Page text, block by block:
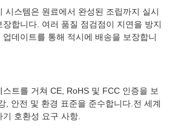
시스템은 원료에서 완성된 조립까지 실시
합니다. 여러 품질 점검점이 지연을 방지
데이트를 통해 적시에 배송을 보장합니
트를 거쳐 CE, RoHS 및 FCC 인증을 보
, 안전 및 환경 표준을 준수합니다.전 세계
호환성 요구 사항.